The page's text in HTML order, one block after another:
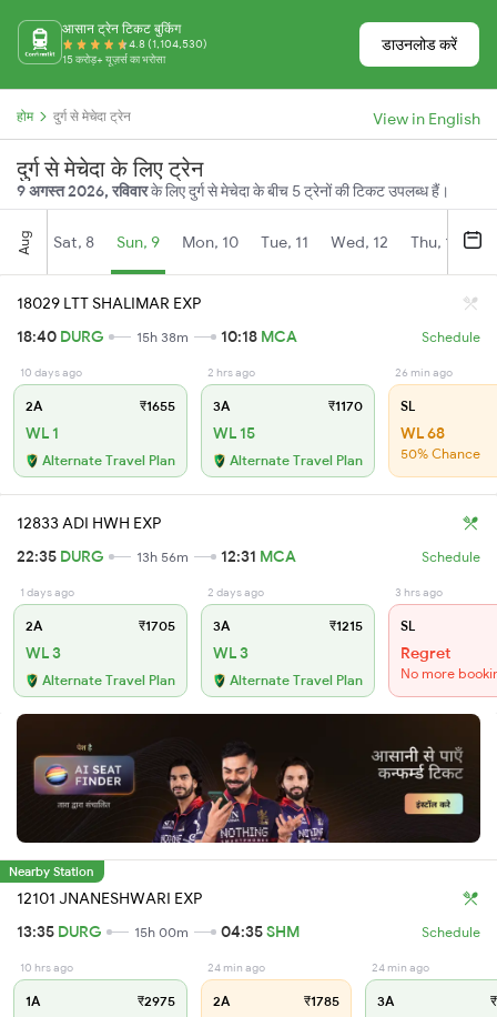
आसान ट्रेन टिकट बुकिंग
4.8 (1,104,530)
15 करोड़+ यूज़र्स का भरोसा
डाउनलोड करें
होम दुर्ग से मेचेदा ट्रेन View in English
दुर्ग से मेचेदा के लिए ट्रेन
9 अगस्त 2026, रविवारके लिए दुर्ग से मेचेदा के बीच 5 ट्रेनों की टिकट उपलब्ध हैं।
Aug Sat, 8 Sun, 9 Mon, 10 Tue, 11 Wed, 12 Thu, 13
18029 LTT SHALIMAR EXP
18:40 DURG 15h 38m 10:18 MCA Schedule
10 days ago
2A ₹1655
WL 1
Alternate Travel Plan
2 hrs ago
3A ₹1170
WL 15
Alternate Travel Plan
26 min ago
SL
WL 68
50% Chance
12833 ADI HWH EXP
22:35 DURG 13h 56m 12:31 MCA Schedule
1 days ago
2A ₹1705
WL 3
Alternate Travel Plan
2 days ago
3A ₹1215
WL 3
Alternate Travel Plan
3 hrs ago
SL
Regret
No more
Nearby Station
12101 JNANESHWARI EXP
13:35 DURG 15h 00m 04:35SHM Schedule
10 hrs ago
1A ₹2975
24 min ago
2A ₹1785
24 min ago
3A